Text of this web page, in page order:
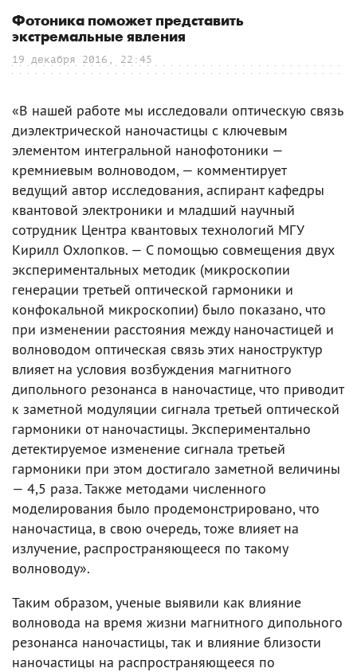
Фотоника поможет представить
экстремальные явления
19 декабря 2016, 22:45
«В нашей работе мы исследовали оптическую связь
диэлектрической наночастицы с ключевым
элементом интегральной нанофотоники —
кремниевым волноводом, — комментирует
ведущий автор исследования, аспирант кафедры
квантовой электроники и младший научный
сотрудник Центра квантовых технологий МГУ
Кирилл Охлопков. — С помощью совмещения двух
экспериментальных методик (микроскопии
генерации третьей оптической гармоники и
конфокальной микроскопии) было показано, что
при изменении расстояния между наночастицей и
волноводом оптическая связь этих наноструктур
влияет на условия возбуждения магнитного
дипольного резонанса в наночастице, что приводит
к заметной модуляции сигнала третьей оптической
гармоники от наночастицы. Экспериментально
детектируемое изменение сигнала третьей
гармоники при этом достигало заметной величины
— 4,5 раза. Также методами численного
моделирования было продемонстрировано, что
наночастица, в свою очередь, тоже влияет на
излучение, распространяющееся по такому
волноводу».
Таким образом, ученые выявили как влияние
волновода на время жизни магнитного дипольного
резонанса наночастицы, так и влияние близости
наночастицы на распространяющееся по